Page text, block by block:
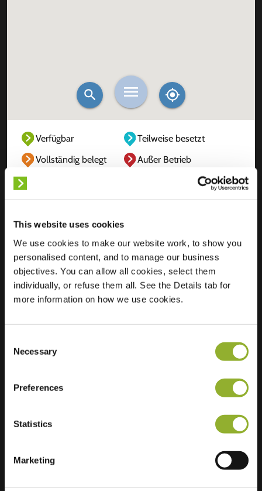
This website uses cookies
We use cookies to make our website work, to show you
personalised content, and to manage our business
objectives. You can allow all cookies, select them
individually, or refuse them all. See the Details tab for
more information on how we use cookies.
Selection
Necessary
Preferences
Statistics
Marketing
Verfügbar
Teilweise besetzt
Vollständig belegt
Außer Betrieb
Standort
Duinhoekstraat 164
8660 De Panne
Belgien